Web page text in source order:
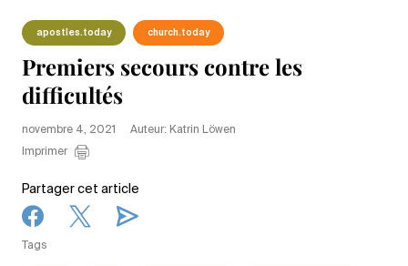
apostles.today church.today
Premiers secours contre les
difficultés
novembre 4, 2021
Auteur: Katrin Löwen
Imprimer
Partager cet article
Tags